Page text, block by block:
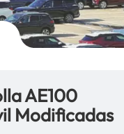
AE100
Modificadas